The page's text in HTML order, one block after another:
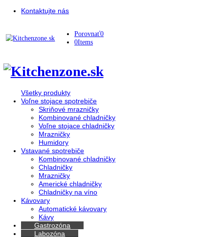
Kontaktujte nás
Porovnať
0Items
Všetky produkty
Voľne stojace spotrebiče
Skriňové mrazničky
Kombinované chladničky
Voľne stojace chladničky
Mrazničky
Humidory
Vstavané spotrebiče
Kombinované chladničky
Chladničky
Mrazničky
Americké chladničky
Chladničky na víno
Kávovary
Automatické kávovary